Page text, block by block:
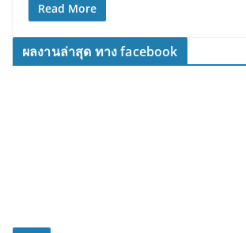
Read More
ผลงานล่าสุด ทาง facebook